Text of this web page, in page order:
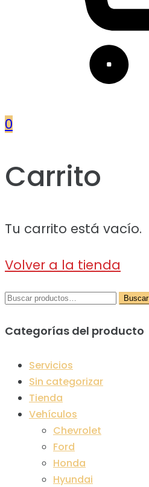
0
Carrito
Tu carrito está vacío.
Volver a la tienda
Buscar
Buscar
Categorías del producto
Servicios
Sin categorizar
Tienda
Vehículos
Chevrolet
Ford
Honda
Hyundai